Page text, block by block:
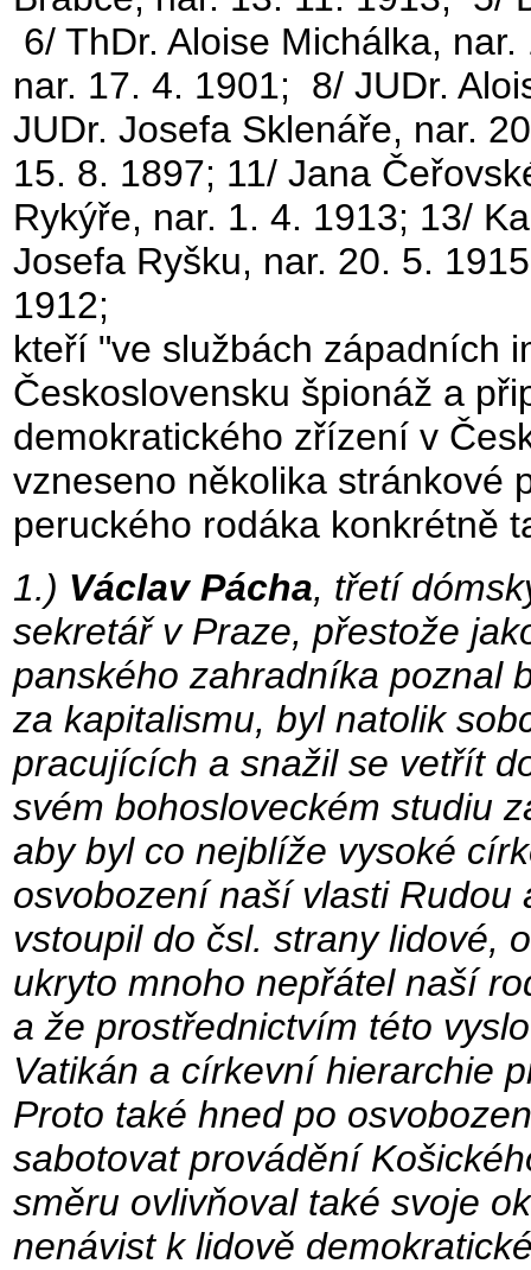
6/ ThDr. Aloise Michálka,
nar. 17. 4. 1901; 8/ JUDr.
JUDr. Josefa Sklenáře, nar.
15. 8. 1897; 11/ Jana
Rykýře, nar. 1. 4. 1913; 13/
Josefa Ryšku, nar. 20. 5.
1912;
kteří "ve službách západních
Československu špionáž a
demokratického zřízení v
vzneseno několika stránkové
peruckého rodáka konkrétně
1.) Václav Pácha, třetí
sekretář v Praze, přestože
panského zahradníka poznal
za kapitalismu, byl natolik
pracujících a snažil se vetřít
svém bohosloveckém studiu
aby byl co nejblíže vysoké
osvobození naší vlasti
vstoupil do čsl. strany lidové,
ukryto mnoho nepřátel naší
a že prostřednictvím této
Vatikán a církevní hierarchie
Proto také hned po
sabotovat provádění
směru ovlivňoval také svoje
nenávist k lidově